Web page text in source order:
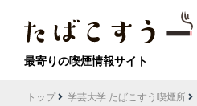
最寄りの喫煙情報サイト
トップ 学芸大学 たばこすう喫煙所